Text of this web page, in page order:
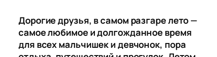
Дорогие друзья, в самом разгаре лето —
самое любимое и долгожданное время
для всех мальчишек и девчонок, пора